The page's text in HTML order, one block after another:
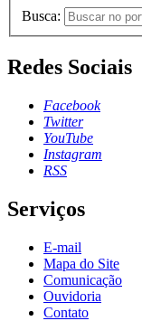
Busca:
Redes Sociais
Facebook
Twitter
YouTube
Instagram
RSS
Serviços
E-mail
Mapa do Site
Comunicação
Ouvidoria
Contato